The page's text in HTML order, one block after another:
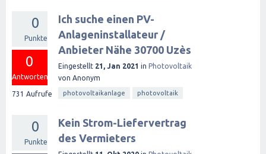
0
Punkte
0
Antworten
731 Aufrufe
Ich suche einen PV-
Anlageninstallateur /
Anbieter Nähe 30700 Uzès
Eingestellt 21, Jan 2021 in Photovoltaik
von Anonym
photovoltaikanlage photovoltaik
0
Punkte
Kein Strom-Liefervertrag
des Vermieters